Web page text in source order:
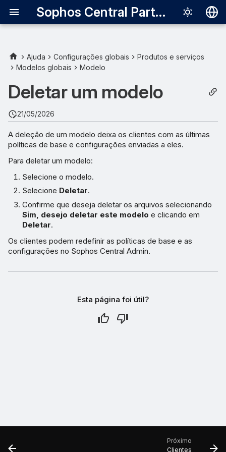
Sophos Central Partner
English
한국어
Ajuda Configurações globais
Produtos e serviços
Modelos globais
Modelo
Deletar um modelo
21/05/2026
A deleção de um modelo deixa os clientes com as últimas
políticas de base e configurações enviadas a eles.
Para deletar um modelo:
Selecione o modelo.
Selecione Deletar.
Confirme que deseja deletar os arquivos selecionando
Sim, desejo deletar este modelo e clicando em
Deletar.
Os clientes podem redefinir as políticas de base e as
configurações no Sophos Central Admin.
Esta página foi útil?
Próximo
Clientes